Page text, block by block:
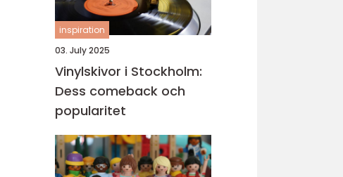
inspiration
03. July 2025
Vinylskivor i Stockholm:
Dess comeback och
popularitet